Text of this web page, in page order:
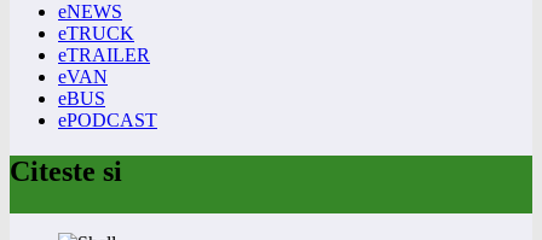
eNEWS
eTRUCK
eTRAILER
eVAN
eBUS
ePODCAST
Citeste si